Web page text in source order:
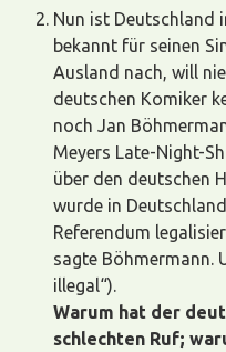
Nun ist Deutschland
bekannt für seinen
Ausland nach, will
deutschen Komiker
noch Jan
Meyers Late-Night-
über den deutschen
wurde in
Referendum
sagte Böhmermann.
illegal“).
Warum hat der
schlechten Ruf;